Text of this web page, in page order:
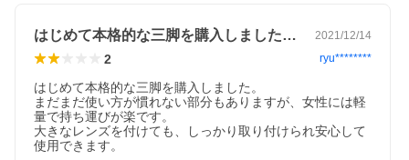
はじめて本格的な三脚を購入しました。ま… 2021/12/14
2 ryu********
はじめて本格的な三脚を購入しました。
まだまだ使い方が慣れない部分もありますが、女性には軽
量で持ち運びが楽です。
大きなレンズを付けても、しっかり取り付けられ安心して
使用できます。